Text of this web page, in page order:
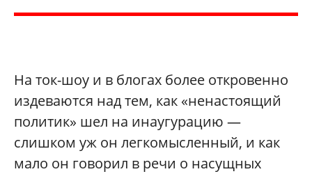
На ток-шоу и в блогах более откровенно
издеваются над тем, как «ненастоящий
политик» шел на инаугурацию —
слишком уж он легкомысленный, и как
мало он говорил в речи о насущных